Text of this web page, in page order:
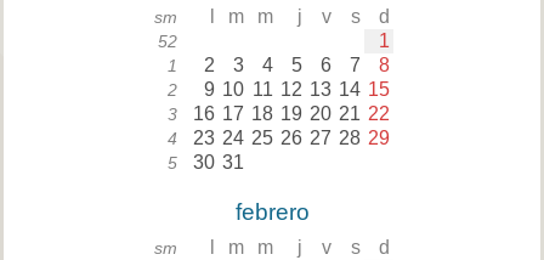
sm m m j v s d
52 1
1 2 3 4 5 6 7 8
2 9 10 11 12 13 14 15
3 16 17 18 19 20 21 22
4 23 24 25 26 27 28 29
5 30 31
febrero
sm m m j v s d